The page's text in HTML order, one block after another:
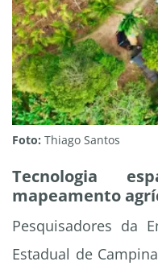
Foto: Thiago Santos
Tecnologia
mapeamento
Pesquisadores da
Estadual de